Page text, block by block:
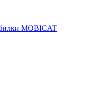
MOBICAT